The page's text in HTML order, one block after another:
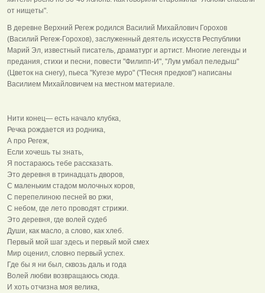
от нищеты".
В деревне Верхний Регеж родился Василий Михайлович Горохов
(Василий Регеж-Горохов), заслуженный деятель искусств Республики
Марий Эл, известный писатель, драматург и артист. Многие легенды и
предания, стихи и песни, повести "Филипп-И", "Лум умбал пеледыш"
(Цветок на снегу), пьеса "Кугезе муро" ("Песня предков") написаны
Василием Михайловичем на местном материале.
Нити конец— есть начало клубка,
Речка рождается из родника,
А про Регеж,
Если хочешь ты знать,
Я постараюсь тебе рассказать.
Это деревня в тринадцать дворов,
С маленьким стадом молочных коров,
С перепелиною песней во ржи,
С небом, где лето проводят стрижи.
Это деревня, где волей судеб
Души, как масло, а слово, как хлеб.
Первый мой шаг здесь и первый мой смех
Мир оценил, словно первый успех.
Где бы я ни был, сквозь даль и года
Волей любви возвращаюсь сюда.
И хоть отчизна моя велика,